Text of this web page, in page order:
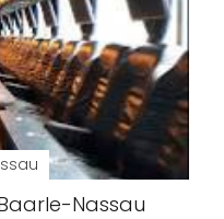
Nassau